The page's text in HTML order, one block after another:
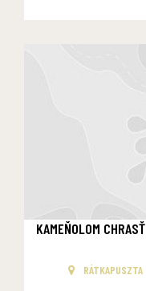
KAMEŇOLOM CHRASŤ
RÁTKAPUSZTA